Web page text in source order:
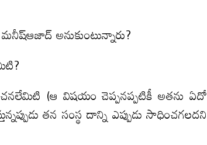
అనుకుంటున్నారు?
(ఆ విషయం చెప్పనప్పటికీ అతను ఏదో
తన సంస్థ దాన్ని ఎప్పుడు సాధించగలదని